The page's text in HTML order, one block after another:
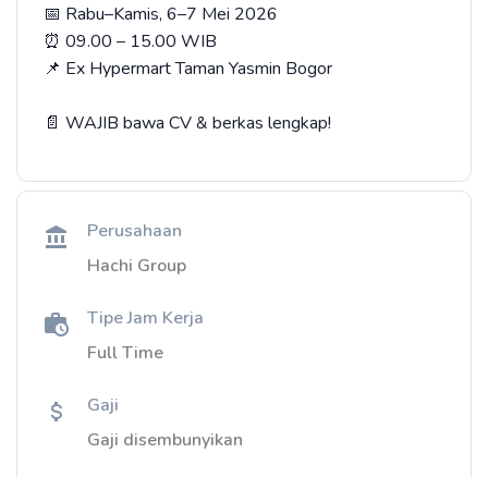
📅 Rabu–Kamis, 6–7 Mei 2026
⏰ 09.00 – 15.00 WIB
📌 Ex Hypermart Taman Yasmin Bogor
📄 WAJIB bawa CV & berkas lengkap!
Perusahaan
Hachi Group
Tipe Jam Kerja
Full Time
Gaji
Gaji disembunyikan